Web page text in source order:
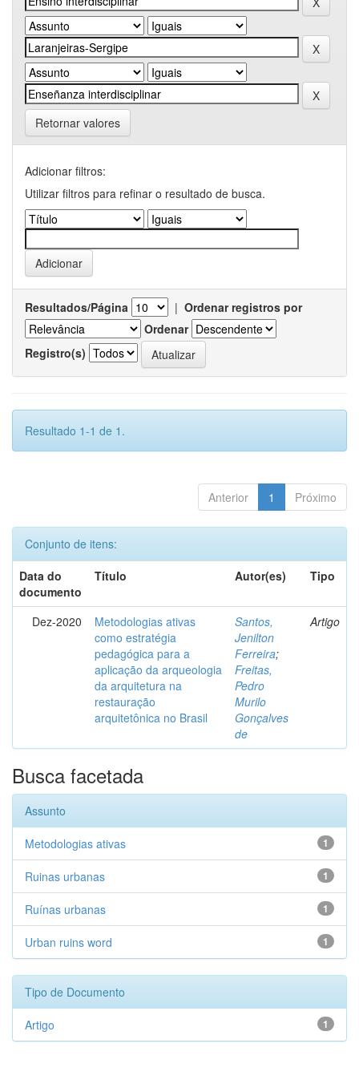
Retornar valores
Adicionar filtros:
Utilizar filtros para refinar o resultado de busca.
Resultados/Página | Ordenar registros por
Ordenar
Registro(s)
Resultado 1-1 de 1.
Anterior 1 Próximo
Conjunto de itens:
Data do
documento
Título Autor(es) Tipo
Dez-2020
Metodologias ativas
como estratégia
pedagógica para a
aplicação da arqueologia
da arquitetura na
restauração
arquitetônica no Brasil
Santos,
Jenilton
Ferreira;
Freitas,
Pedro
Murilo
Gonçalves
de
Artigo
Busca facetada
Assunto
1
Metodologias ativas
1
Ruinas urbanas
1
Ruínas urbanas
1
Urban ruins word
Tipo de Documento
1
Artigo